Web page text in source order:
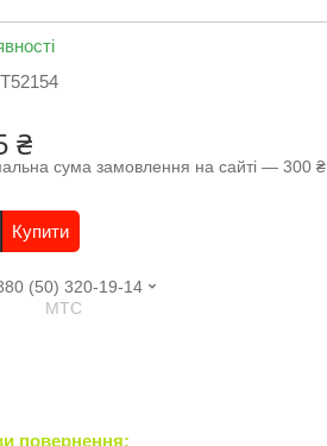
T52154
₴
сума замовлення на сайті — 300 ₴
Купити
(50) 320-19-14
МТС